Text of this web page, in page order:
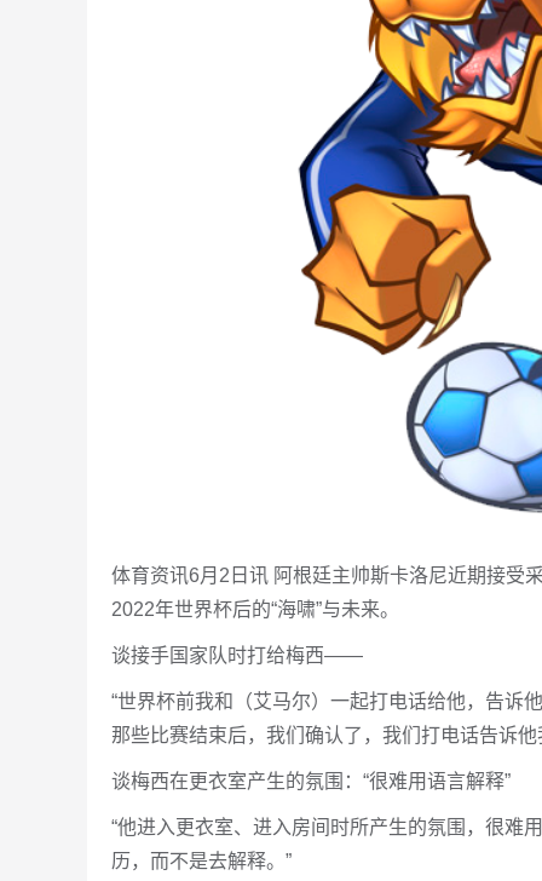
体育资讯6月2日讯 阿根廷主帅斯卡洛尼近期接受
2022年世界杯后的“海啸”与未来。
谈接手国家队时打给梅西——
“世界杯前我和（艾马尔）一起打电话给他，告诉
那些比赛结束后，我们确认了，我们打电话告诉
谈梅西在更衣室产生的氛围：“很难用语言解释”
“他进入更衣室、进入房间时所产生的氛围，很难
历，而不是去解释。”